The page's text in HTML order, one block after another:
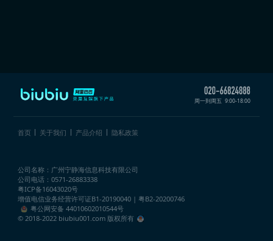
周一到周五 9:00-18:00
首页 关于我们 产品介绍 隐私政策
公司名称：广州宁静海信息科技有限公司
公司电话：0571-26883338
粤ICP备16043020号
增值电信业务经营许可证B1-20190040 | 粤B2-20200746
粤公网安备 44010602010544号
© 2018-2022 biubiu001.com 版权所有